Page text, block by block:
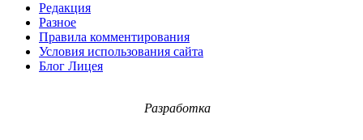
Редакция
Разное
Правила комментирования
Условия использования сайта
Блог Лицея
Разработка